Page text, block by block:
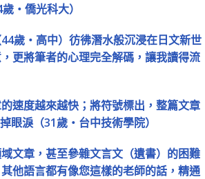
‧僑光科大）
歲‧高中）彷彿潛水般沉浸在日文新世
更將筆者的心理完全解碼，讓我讀得流
速度越來越快；將符號標出，整篇文章
眼淚（31歲‧台中技術學院）
文章，甚至參雜文言文（遺書）的困難
他語言都有像您這樣的老師的話，精通